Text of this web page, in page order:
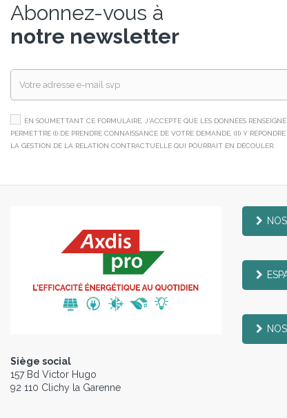
Abonnez-vous à
notre newsletter
EN SOUMETTANT CE FORMULAIRE, J'ACCEPTE QUE LES DONNÉES
PERMETTRE (I) DE PRENDRE CONNAISSANCE DE VOTRE DEMANDE, (II) Y
LA GESTION DE LA RELATION CONTRACTUELLE QUI POURRAIT EN DÉCOULER.
Siège social
157 Bd Victor Hugo
92 110 Clichy la Garenne